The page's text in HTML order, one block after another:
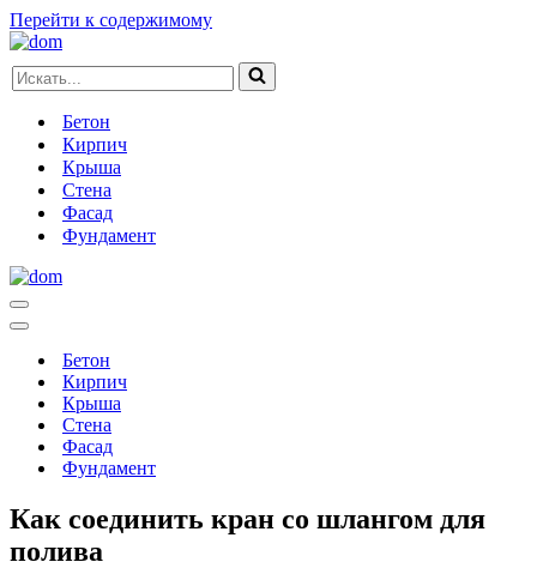
Перейти к содержимому
Искать...
Бетон
Кирпич
Крыша
Стена
Фасад
Фундамент
Меню
навигации
Меню
навигацииБетон
Кирпич
Крыша
Стена
Фасад
Фундамент
Как соединить кран со шлангом для
полива